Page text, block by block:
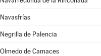
Navasfrías
Negrilla de Palencia
Olmedo de Camaces